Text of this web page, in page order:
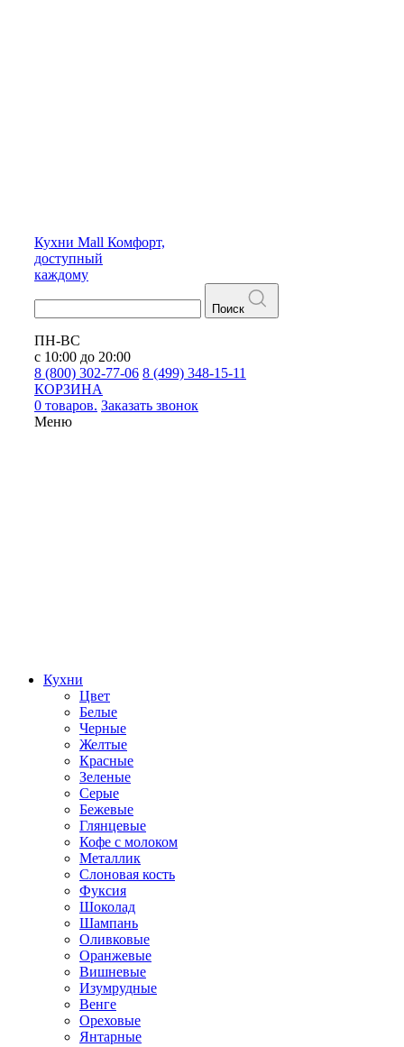
Кухни Mall Комфорт,
доступный
каждому
Поиск
ПН-ВС
с 10:00 до 20:00
8 (800) 302-77-06 8 (499) 348-15-11
КОРЗИНА
0 товаров. Заказать звонок
Меню
Кухни
Цвет
Белые
Черные
Желтые
Красные
Зеленые
Серые
Бежевые
Глянцевые
Кофе с молоком
Металлик
Слоновая кость
Фуксия
Шоколад
Шампань
Оливковые
Оранжевые
Вишневые
Изумрудные
Венге
Ореховые
Янтарные